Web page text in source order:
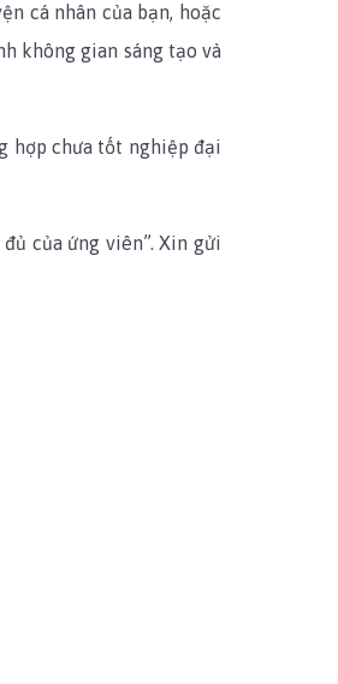
cá nhân của bạn, hoặc
không gian sáng tạo và
hợp chưa tốt nghiệp đại
của ứng viên”. Xin gửi